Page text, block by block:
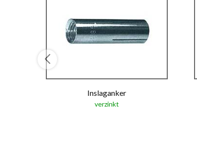
Inslaganker
verzinkt